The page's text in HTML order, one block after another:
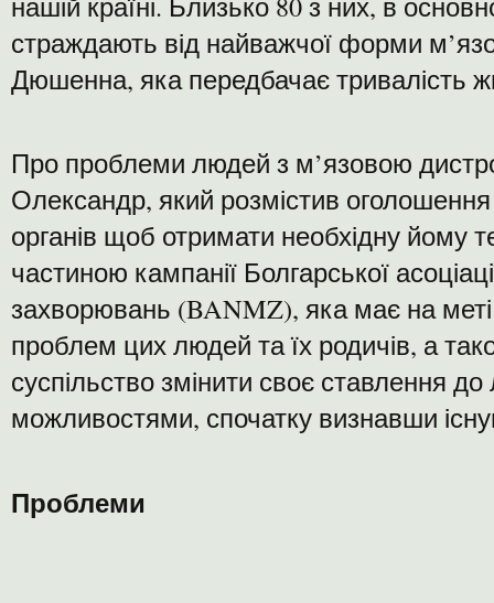
страждають від найважчої форми
Дюшенна, яка передбачає тривалість
Про проблеми людей з м’язовою
Олександр, який розмістив
органів щоб отримати необхідну йому
частиною кампанії Болгарської
захворювань (BANMZ), яка має на
проблем цих людей та їх родичів, а
суспільство змінити своє ставлення
можливостями, спочатку визнавши
Проблеми